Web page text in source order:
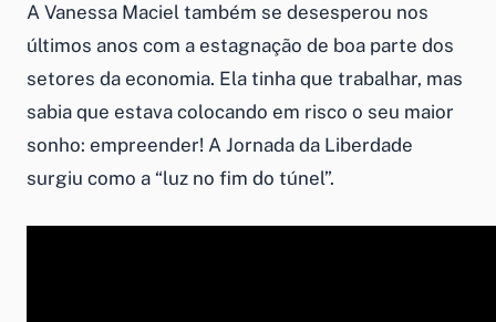
A Vanessa Maciel também se desesperou nos
últimos anos com a estagnação de boa parte dos
setores da economia. Ela tinha que trabalhar, mas
sabia que estava colocando em risco o seu maior
sonho: empreender! A Jornada da Liberdade
surgiu como a “luz no fim do túnel”.